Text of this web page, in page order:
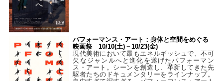
パフォーマンス・アート：身体と空間をめぐる
映画祭 10/10(土)－10/23(金)
現代美術において最もエネルギッシュで、不可
欠なジャンルへと進化を遂げたパフォーマン
ス・アート。シーンを創造し、革新してきた先
駆者たちのドキュメンタリーをラインナップ。